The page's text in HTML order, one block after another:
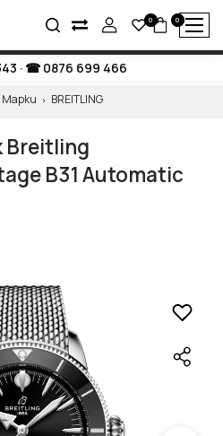
0 0
· 0876 699 466
Марки BREITLING
Breitling
B31 Automatic